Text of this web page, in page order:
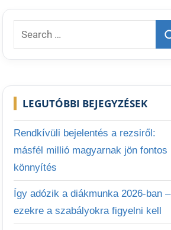
Search
for:
LEGUTÓBBI BEJEGYZÉSEK
Rendkívüli bejelentés a rezsiről:
másfél millió magyarnak jön fontos
könnyítés
Így adózik a diákmunka 2026-ban –
ezekre a szabályokra figyelni kell